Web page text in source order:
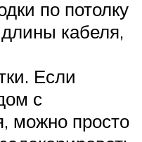
по потолку
кабеля,
Если
с
можно просто